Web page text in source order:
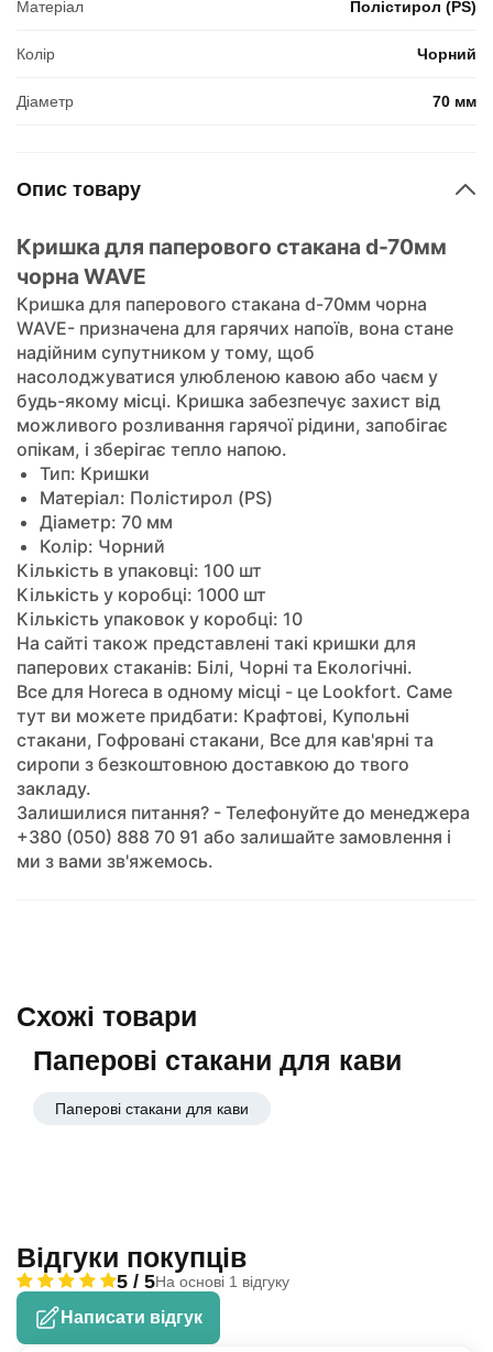
Матеріал Полістирол (PS)
Колір Чорний
Діаметр 70 мм
Опис товару
Кришка для паперового стакана d-70мм
чорна WAVE
Кришка для паперового стакана d-70мм чорна
WAVE- призначена для гарячих напоїв, вона стане
надійним супутником у тому, щоб
насолоджуватися улюбленою кавою або чаєм у
будь-якому місці. Кришка забезпечує захист від
можливого розливання гарячої рідини, запобігає
опікам, і зберігає тепло напою.
Тип: Кришки
Матеріал: Полістирол (PS)
Діаметр: 70 мм
Колір: Чорний
Кількість в упаковці: 100 шт
Кількість у коробці: 1000 шт
Кількість упаковок у коробці: 10
На сайті також представлені такі кришки для
паперових стаканів: Білі, Чорні та Екологічні.
Все для Horeca в одному місці - це Lookfort. Саме
тут ви можете придбати: Крафтові, Купольні
стакани, Гофровані стакани, Все для кав'ярні та
сиропи з безкоштовною доставкою до твого
закладу.
Залишилися питання? - Телефонуйте до менеджера
+380 (050) 888 70 91 або залишайте замовлення і
ми з вами зв'яжемось.
Схожі товари
Паперові стакани для кави
Паперові стакани для кави
Відгуки покупців
5 / 5На основі 1 відгуку
Написати відгук